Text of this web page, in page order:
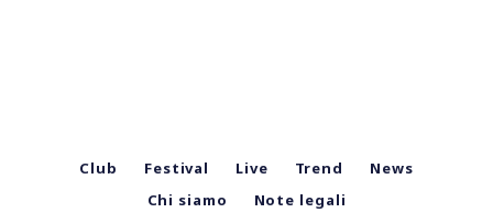
Club Festival Live Trend
News
Chi siamo
Note legali